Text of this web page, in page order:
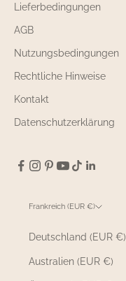
Lieferbedingungen
AGB
Nutzungsbedingungen
Rechtliche Hinweise
Kontakt
Datenschutzerklärung
Frankreich (EUR €)
Deutschland (EUR €)
Australien (EUR €)